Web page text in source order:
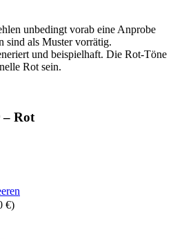
unbedingt vorab eine Anprobe
sind als Muster vorrätig.
und beispielhaft. Die Rot-Töne
Rot sein.
– Rot
€)